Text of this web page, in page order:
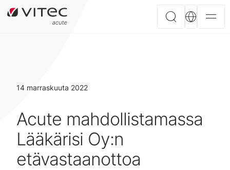
14 marraskuuta 2022
Acute mahdollistamassa
Lääkärisi Oy:n
etävastaanottoa